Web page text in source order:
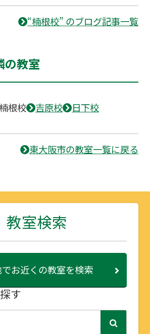
“楠根校” のブログ記事一覧
の教室
根校 吉原校
日下校
東大阪市の教室一覧に戻る
教室検索
お近くの教室を検索
す